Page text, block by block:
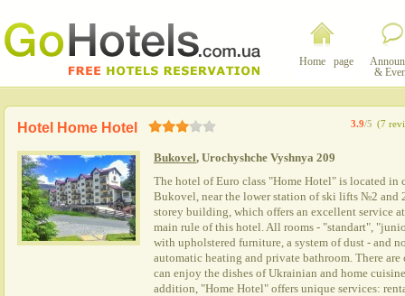
Home page
&
3.9/5 (7
Hotel Home Hotel
Bukovel, Urochyshche Vyshnya 209
The hotel of Euro class "Home Hotel" is located in
Bukovel, near the lower station of ski lifts №2 and
storey building, which offers an excellent service
main rule of this hotel. All rooms - "standart",
with upholstered furniture, a system of dust - and
automatic heating and private bathroom. There are
can enjoy the dishes of Ukrainian and home
addition, "Home Hotel" offers unique services: